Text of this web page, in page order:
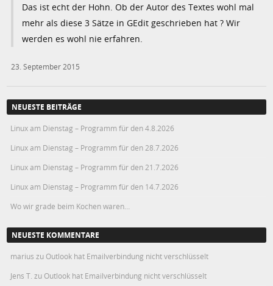
Das ist echt der Hohn. Ob der Autor des Textes wohl mal
mehr als diese 3 Sätze in GEdit geschrieben hat ? Wir
werden es wohl nie erfahren.
23. September 2015
NEUESTE BEITRÄGE
Linux am Dienstag – Programm für den 4.8.2026
Linux am Dienstag – Programm für den 28.7.2026
Linux am Dienstag – Programm für den 21.7.2026
Linux am Dienstag – Programm für den 14.7.2026
Wo wir grade beim Kochen waren…
NEUESTE KOMMENTARE
marius zu Outlook hat Emailverbindung nicht verschlüsselt
Jens T. zu Outlook hat Emailverbindung nicht verschlüsselt